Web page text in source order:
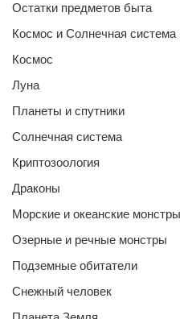
Остатки предметов быта
Космос и Солнечная система
Космос
Луна
Планеты и спутники
Солнечная система
Криптозоология
Драконы
Морские и океанские монстры
Озерные и речные монстры
Подземные обитатели
Снежный человек